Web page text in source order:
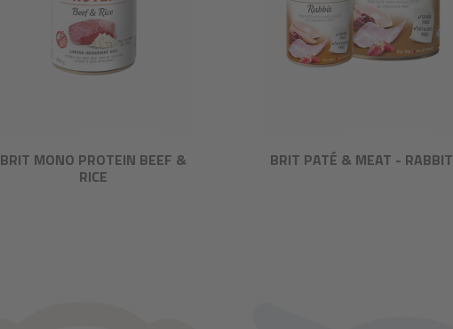
BRIT MONO PROTEIN BEEF &
RICE
BRIT PATÉ & MEAT - RABBIT